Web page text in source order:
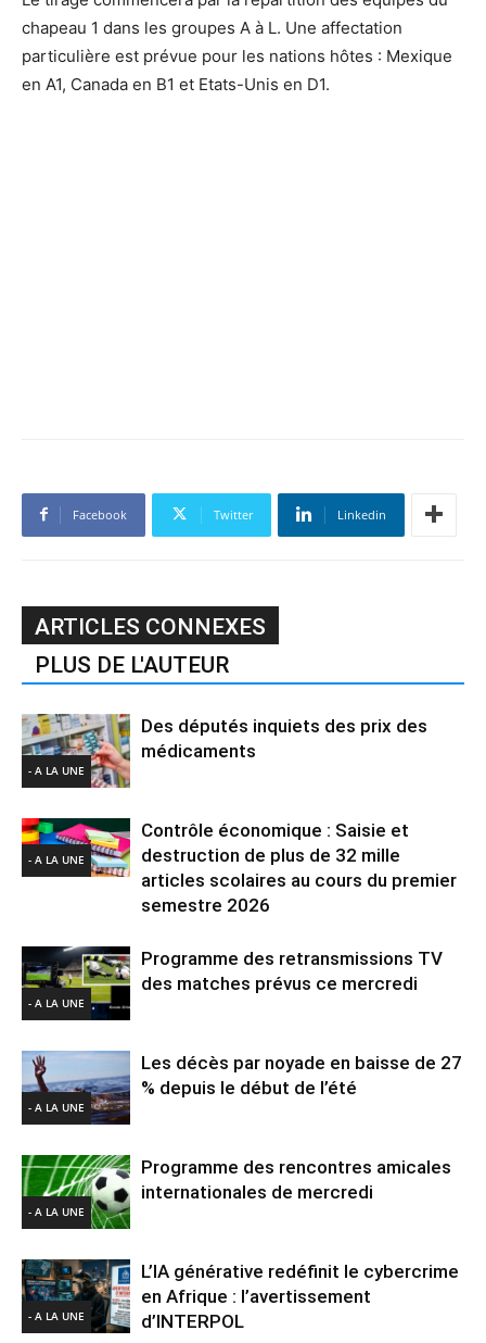
chapeau 1 dans les groupes A à L. Une affectation
particulière est prévue pour les nations hôtes : Mexique
en A1, Canada en B1 et Etats-Unis en D1.
Facebook Twitter Linkedin
ARTICLES CONNEXES
PLUS DE L'AUTEUR
- A LA UNE
Des députés inquiets des prix des
médicaments
- A LA UNE
Contrôle économique : Saisie et
destruction de plus de 32 mille
articles scolaires au cours du premier
semestre 2026
- A LA UNE
Programme des retransmissions TV
des matches prévus ce mercredi
- A LA UNE
Les décès par noyade en baisse de 27
% depuis le début de l’été
- A LA UNE
Programme des rencontres amicales
internationales de mercredi
- A LA UNE
L’IA générative redéfinit le cybercrime
en Afrique : l’avertissement
d’INTERPOL